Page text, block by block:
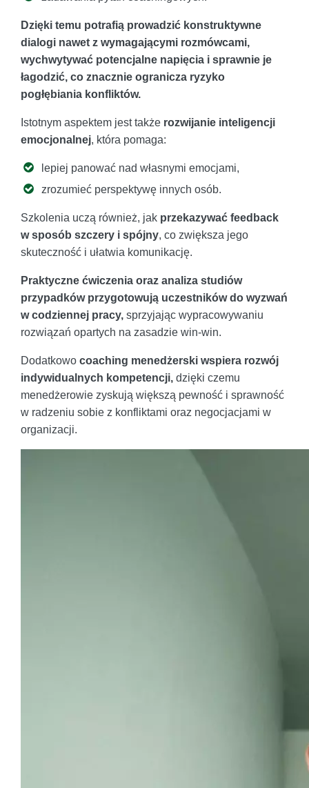
Dzięki temu potrafią prowadzić konstruktywne
dialogi nawet z wymagającymi rozmówcami,
wychwytywać potencjalne napięcia i sprawnie je
łagodzić, co znacznie ogranicza ryzyko
pogłębiania konfliktów.
Istotnym aspektem jest także rozwijanie inteligencji
emocjonalnej, która pomaga:
lepiej panować nad własnymi emocjami,
zrozumieć perspektywę innych osób.
Szkolenia uczą również, jak przekazywać feedback
w sposób szczery i spójny, co zwiększa jego
skuteczność i ułatwia komunikację.
Praktyczne ćwiczenia oraz analiza studiów
przypadków przygotowują uczestników do wyzwań
w codziennej pracy, sprzyjając wypracowywaniu
rozwiązań opartych na zasadzie win-win.
Dodatkowo coaching menedżerski wspiera rozwój
indywidualnych kompetencji, dzięki czemu
menedżerowie zyskują większą pewność i sprawność
w radzeniu sobie z konfliktami oraz negocjacjami w
organizacji.